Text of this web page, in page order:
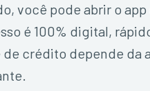
você pode abrir o
é 100% digital,
crédito depende da